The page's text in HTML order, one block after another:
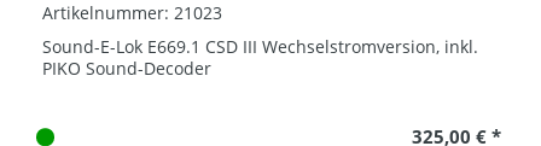
Artikelnummer: 21023
Sound-E-Lok E669.1 CSD III Wechselstromversion, inkl.
PIKO Sound-Decoder
325,00 € *